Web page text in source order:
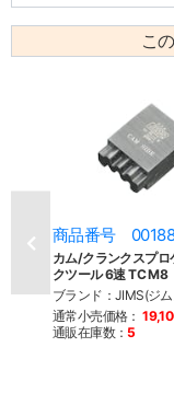
こ
商品番号
カム/クランクスプロ
クツール 6速 TC M8
ブランド：JIMS(ジ
通常小売価格：
通販在庫数：5